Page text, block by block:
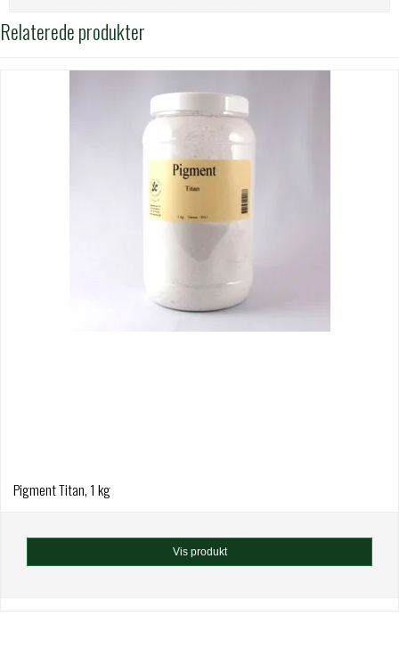
Relaterede produkter
Pigment Titan, 1 kg
Vis produkt